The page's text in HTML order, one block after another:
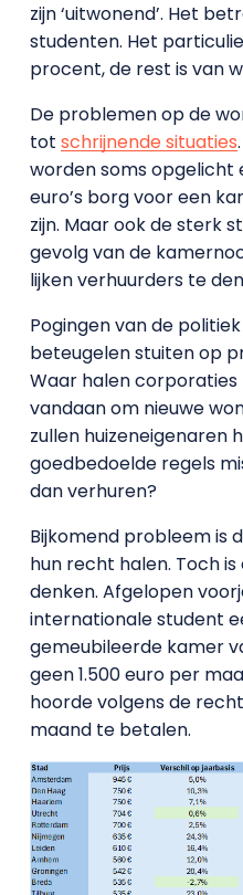
zijn ‘uitwonend’. Het
studenten. Het
procent, de rest is van
De problemen op de
tot schrijnende situaties
worden soms opgelicht
euro’s borg voor een
zijn. Maar ook de sterk
gevolg van de
lijken verhuurders te
Pogingen van de
beteugelen stuiten op
Waar halen
vandaan om nieuwe
zullen huizeneigenaren
goedbedoelde regels
dan verhuren?
Bijkomend probleem is
hun recht halen. Toch
denken. Afgelopen
internationale student
gemeubileerde kamer
geen 1.500 euro per
hoorde volgens de
maand te betalen.